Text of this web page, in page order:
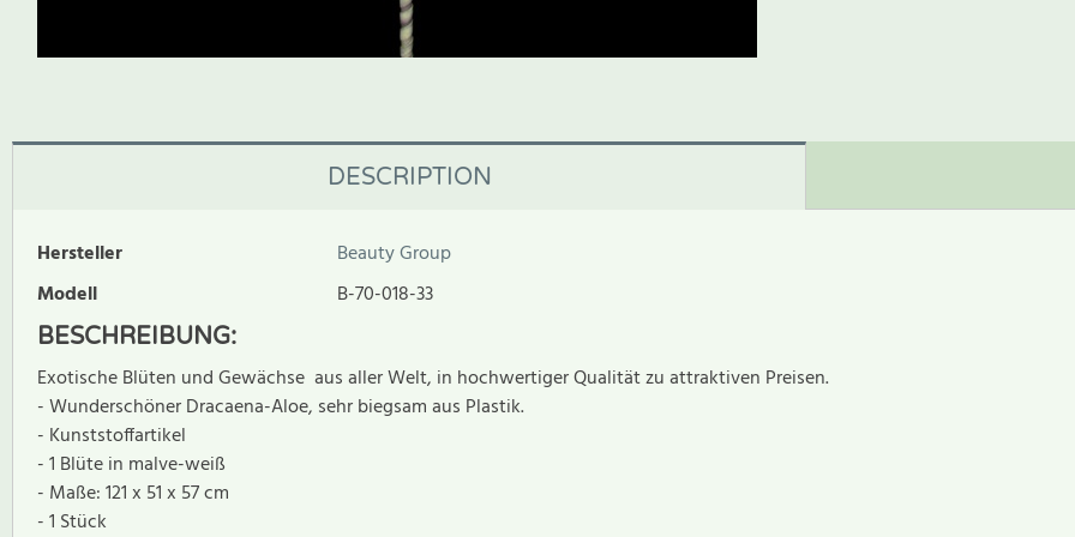
DESCRIPTION
Hersteller
Beauty Group
Modell
B-70-018-33
BESCHREIBUNG:
Exotische Blüten und Gewächse aus aller Welt, in hochwertiger Qualität zu attraktiven Preisen.
- Wunderschöner Dracaena-Aloe, sehr biegsam aus Plastik.
- Kunststoffartikel
- 1 Blüte in malve-weiß
- Maße: 121 x 51 x 57 cm
- 1 Stück